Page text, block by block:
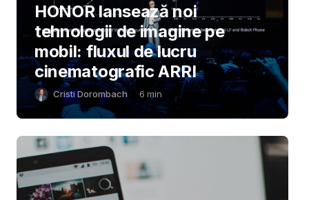
HONOR lansează noi
tehnologii de imagine pe
mobil: fluxul de lucru
cinematografic ARRI
Cristi Dorombach 6 min